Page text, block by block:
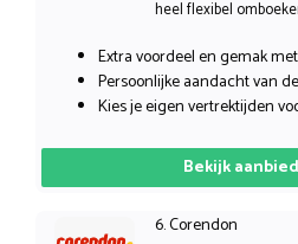
heel flexibel
Extra voordeel en gemak
Persoonlijke aandacht van
Kies je eigen vertrektijden
Bekijk
6. Corendon